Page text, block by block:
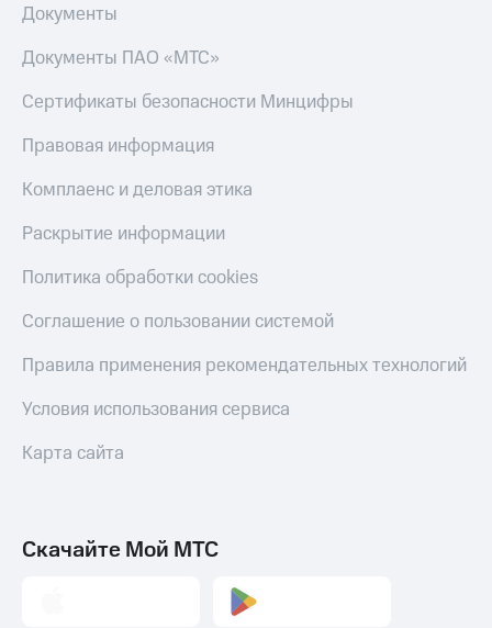
Документы
Документы ПАО «МТС»
Сертификаты безопасности Минцифры
Правовая информация
Комплаенс и деловая этика
Раскрытие информации
Политика обработки cookies
Соглашение о пользовании системой
Правила применения рекомендательных технологий
Условия использования сервиса
Карта сайта
Скачайте Мой МТС